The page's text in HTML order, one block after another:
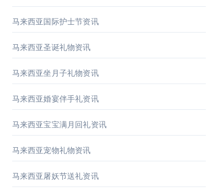
马来西亚国际护士节资讯
马来西亚圣诞礼物资讯
马来西亚坐月子礼物资讯
马来西亚婚宴伴手礼资讯
马来西亚宝宝满月回礼资讯
马来西亚宠物礼物资讯
马来西亚屠妖节送礼资讯